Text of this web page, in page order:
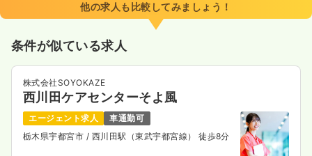
他の求人も比較してみましょう！
条件が似ている求人
株式会社SOYOKAZE
西川田ケアセンターそよ風
エージェント求人
車通勤可
栃木県宇都宮市 / 西川田駅（東武宇都宮線） 徒歩8分